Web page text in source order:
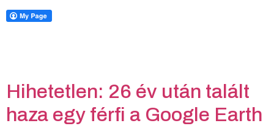
Hihetetlen: 26 év után talált
haza egy férfi a Google Earth